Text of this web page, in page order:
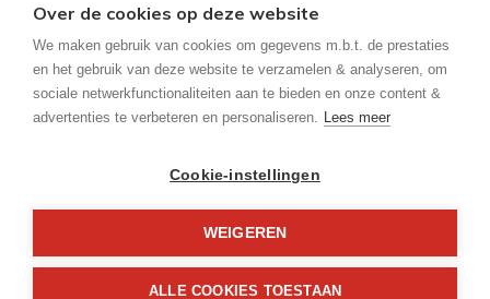
Vastgoedmakelaar-bemiddelaar België BIV 512083-
Ondernemingsnummer BTW-BE 0451.610.026
Vastgoedmakelaars, Luxemburgstraat 16 B te 1000 Brussel (02 505 38
50 - info@biv.be) - Onderworpen aan dedeontologische code van het
polisnummer 730.390.160
© 2026 Vast & Goed Makelaars |Developed by Zabun
Over de cookies op deze website
We maken gebruik van cookies om gegevens m.b.t. de prestaties
en het gebruik van deze website te verzamelen & analyseren, om
sociale netwerkfunctionaliteiten aan te bieden en onze content &
advertenties te verbeteren en personaliseren. Lees meer
Cookie-instellingen
WEIGEREN
ALLE COOKIES TOESTAAN